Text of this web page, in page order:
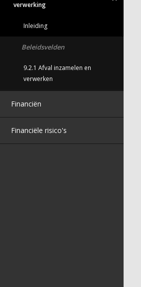
verwerking
Inleiding
Beleidsvelden
9.2.1 Afval inzamelen en
verwerken
Financiën
Financiële risico's